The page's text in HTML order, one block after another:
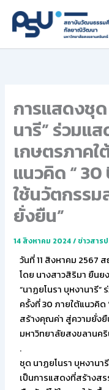
content
การแสดงชุด
นารี” ร่วมแ
เกษตรภาคใ
แนวคิด “ 30
ใช้นวัตกรร
ยั่งยืน”
14 สิงหาคม 2024/ ข่าวสาร
วันที่ 11 สิงหาคม
โดย นางสาวสิริมา ยืน
“นาฏยโนรา บุหงานารี
ครั้งที่ 30 ภายใต้แนวคิด
สร้างคุณค่า สู่ความยั่ง
มหาวิทยาลัยสงขลานค
.
ชุด นาฏยโนรา บุหงานารี
เป็นการแสดงที่สร้างสร